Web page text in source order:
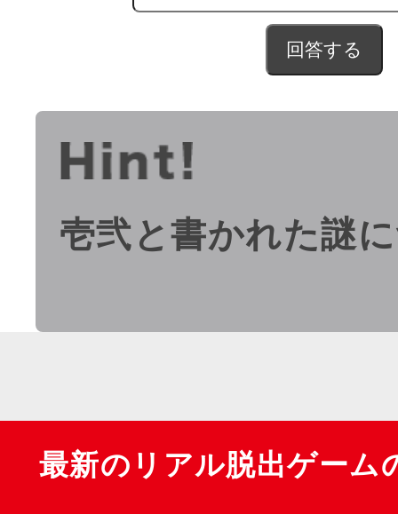
壱弐と書かれた謎
最新のリアル脱出ゲーム